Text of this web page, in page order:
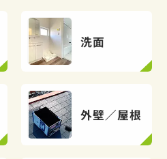
洗面
外壁／屋根